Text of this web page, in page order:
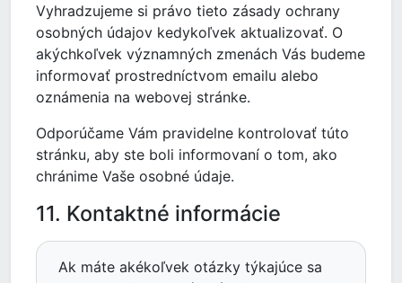
Vyhradzujeme si právo tieto zásady ochrany
osobných údajov kedykoľvek aktualizovať. O
akýchkoľvek významných zmenách Vás budeme
informovať prostredníctvom emailu alebo
oznámenia na webovej stránke.
Odporúčame Vám pravidelne kontrolovať túto
stránku, aby ste boli informovaní o tom, ako
chránime Vaše osobné údaje.
11. Kontaktné informácie
Ak máte akékoľvek otázky týkajúce sa